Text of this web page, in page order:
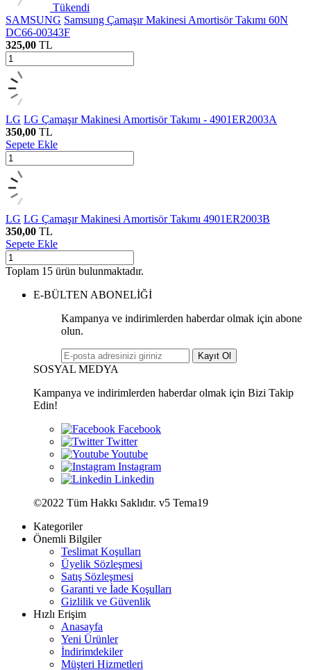
Tükendi
SAMSUNG Samsung Çamaşır Makinesi Amortisör Takımı 60N
DC66-00343F
325,00 TL
LG LG Çamaşır Makinesi Amortisör Takımı - 4901ER2003A
350,00 TL
Sepete Ekle
LG LG Çamaşır Makinesi Amortisör Takımı 4901ER2003B
350,00 TL
Sepete Ekle
Toplam 15 ürün bulunmaktadır.
E-BÜLTEN ABONELİĞİ
Kampanya ve indirimlerden haberdar olmak için abone
olun.
Kayıt Ol
SOSYAL MEDYA
Kampanya ve indirimlerden haberdar olmak için Bizi Takip
Edin!
©2022 Tüm Hakkı Saklıdır. v5 Tema19
Kategoriler
Önemli Bilgiler
Teslimat Koşulları
Üyelik Sözleşmesi
Satış Sözleşmesi
Garanti ve İade Koşulları
Gizlilik ve Güvenlik
Hızlı Erişim
Anasayfa
Yeni Ürünler
İndirimdekiler
Müşteri Hizmetleri